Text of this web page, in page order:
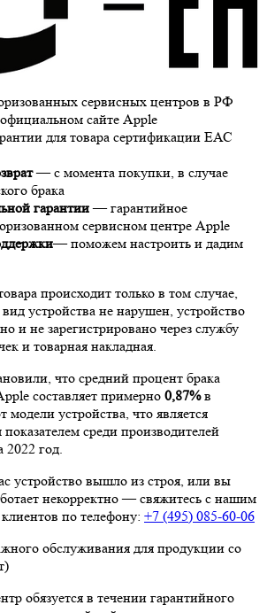
сервисных центров в РФ
сайте Apple
для товара сертификации ЕАС
— с момента покупки, в случае
брака
гарантии— гарантийное
сервисном центре Apple
— поможем настроить и дадим
происходит только в том случае,
устройства не нарушен, устройство
и не зарегистрировано через службу
и товарная накладная.
что средний процент брака
составляет примерно 0,87%в
модели устройства, что является
среди производителей
2022 год.
устройство вышло из строя, или вы
некорректно — свяжитесь с нашим
по телефону: +7 (495) 085-60-06
обслуживания для продукции со
обязуется в течении гарантийного